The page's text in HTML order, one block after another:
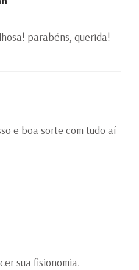
parabéns, querida!
e boa sorte com tudo aí
sua fisionomia.